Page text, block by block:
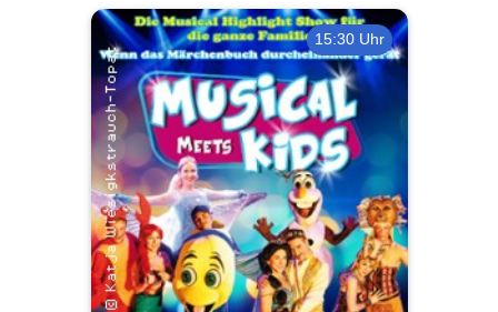
15:30 Uhr